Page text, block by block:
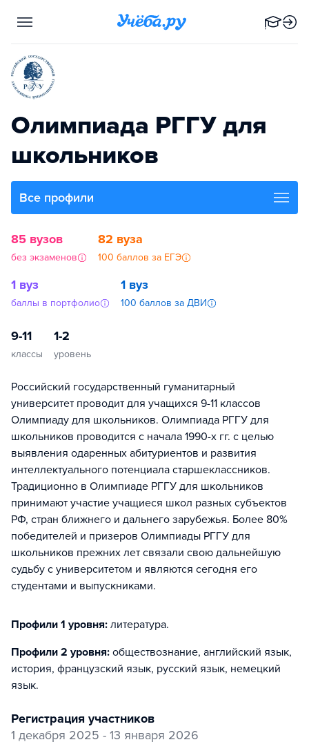
Олимпиада РГГУ для
школьников
Все профили
85 вузов
без экзаменов
82 вуза
100 баллов за ЕГЭ
1 вуз
баллы в портфолио
1 вуз
100 баллов за ДВИ
9-11
классы
1-2
уровень
Российский государственный гуманитарный
университет проводит для учащихся 9-11 классов
Олимпиаду для школьников. Олимпиада РГГУ для
школьников проводится с начала 1990-х гг. с целью
выявления одаренных абитуриентов и развития
интеллектуального потенциала старшеклассников.
Традиционно в Олимпиаде РГГУ для школьников
принимают участие учащиеся школ разных субъектов
РФ, стран ближнего и дальнего зарубежья. Более 80%
победителей и призеров Олимпиады РГГУ для
школьников прежних лет связали свою дальнейшую
судьбу с университетом и являются сегодня его
студентами и выпускниками.
Профили 1 уровня: литература.
Профили 2 уровня: обществознание, английский язык,
история, французский язык, русский язык, немецкий
язык.
регистрация участников
1 декабря 2025 - 13 января 2026